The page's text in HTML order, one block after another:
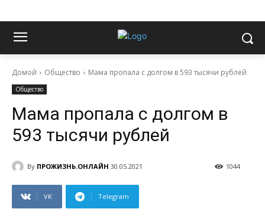
Домой Общество Мама пропала с долгом в 593 тысячи рублей
Общество
Мама пропала с долгом в
593 тысячи рублей
By ПРОЖИЗНЬ.ОНЛАЙН 30.05.2021 1044
VK Telegram